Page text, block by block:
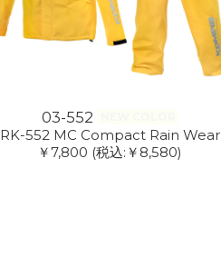
03-552
RK-552 MC Compact Rain Wear
￥7,800 (税込:￥8,580)